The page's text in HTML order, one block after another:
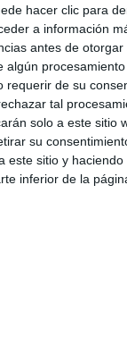
hacer clic para
a información
antes de otorgar
algún
requerir de su
tal
solo a este sitio
su
este sitio y
inferior de la